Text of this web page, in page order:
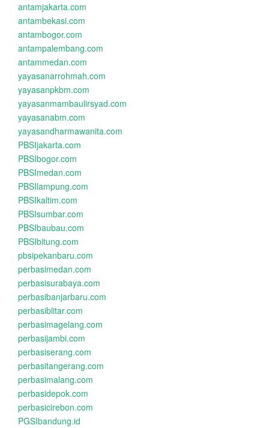
antamjakarta.com
antambekasi.com
antambogor.com
antampalembang.com
antammedan.com
yayasanarrohmah.com
yayasanpkbm.com
yayasanmambaulirsyad.com
yayasanabm.com
yayasandharmawanita.com
PBSIjakarta.com
PBSIbogor.com
PBSImedan.com
PBSIlampung.com
PBSIkaltim.com
PBSIsumbar.com
PBSIbaubau.com
PBSIbitung.com
pbsipekanbaru.com
perbasimedan.com
perbasisurabaya.com
perbasibanjarbaru.com
perbasiblitar.com
perbasimagelang.com
perbasijambi.com
perbasiserang.com
perbasitangerang.com
perbasimalang.com
perbasidepok.com
perbasicirebon.com
PGSIbandung.id